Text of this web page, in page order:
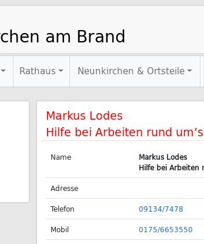
am Brand
Rathaus Neunkirchen & Ortsteile
Markus Lodes
Hilfe bei Arbeiten rund
Name
Markus Lodes
Hilfe bei Arbeiten
Adresse
Telefon
09134/7478
Mobil
0175/6653550